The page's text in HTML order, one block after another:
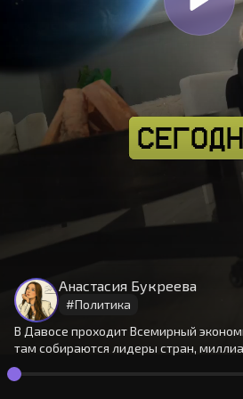
Анастасия Букреева
#Политика
В Давосе проходит Всемирный
там собираются лидеры стран,
считают «закулисной элитой». Настя рассказала, почему это
событие считается важным и что
Продолжая использовать сайт,
вы принимаетеусловия